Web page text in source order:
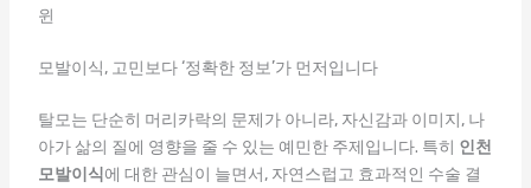
윈
모발이식, 고민보다 ‘정확한 정보’가 먼저입니다
탈모는 단순히 머리카락의 문제가 아니라, 자신감과 이미지, 나
아가 삶의 질에 영향을 줄 수 있는 예민한 주제입니다. 특히 인천
모발이식에 대한 관심이 늘면서, 자연스럽고 효과적인 수술 결